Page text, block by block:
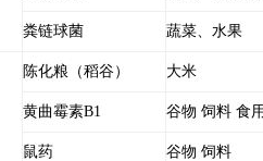
粪链球菌 蔬菜、水果
陈化粮（稻谷） 大米
黄曲霉素B1 谷物 饲料 食
鼠药 谷物 饲料